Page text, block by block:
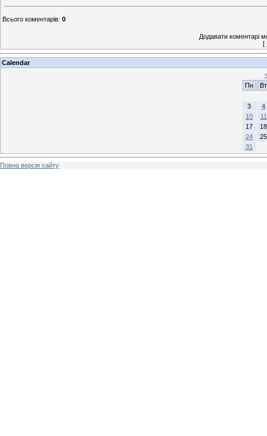
Всього коментарів: 0
Додавати коментарі
[
Calendar
Пн
Вт
3
4
10
11
17
18
24
25
31
Повна версія сайту